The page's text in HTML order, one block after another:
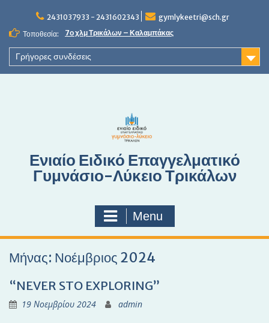
2431037933 - 2431602343
gymlykeetri@sch.gr
Τοποθεσία:
7ο χλμ Τρικάλων – Καλαμπάκας
Γρήγορες συνδέσεις
Ενιαίο Ειδικό Επαγγελματικό
Γυμνάσιο-Λύκειο Τρικάλων
Menu
Μήνας: Νοέμβριος 2024
“NEVER STO EXPLORING”
19 Νοεμβρίου 2024 admin